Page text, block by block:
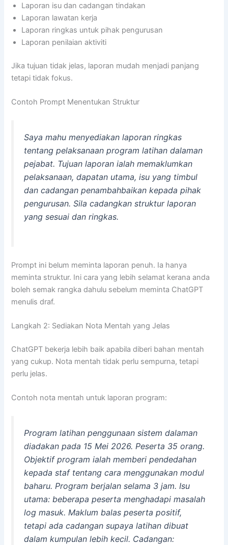
Laporan isu dan cadangan tindakan
Laporan lawatan kerja
Laporan ringkas untuk pihak pengurusan
Laporan penilaian aktiviti
Jika tujuan tidak jelas, laporan mudah menjadi panjang
tetapi tidak fokus.
Contoh Prompt Menentukan Struktur
Saya mahu menyediakan laporan ringkas
tentang pelaksanaan program latihan dalaman
pejabat. Tujuan laporan ialah memaklumkan
pelaksanaan, dapatan utama, isu yang timbul
dan cadangan penambahbaikan kepada pihak
pengurusan. Sila cadangkan struktur laporan
yang sesuai dan ringkas.
Prompt ini belum meminta laporan penuh. Ia hanya
meminta struktur. Ini cara yang lebih selamat kerana anda
boleh semak rangka dahulu sebelum meminta ChatGPT
menulis draf.
Langkah 2: Sediakan Nota Mentah yang Jelas
ChatGPT bekerja lebih baik apabila diberi bahan mentah
yang cukup. Nota mentah tidak perlu sempurna, tetapi
perlu jelas.
Contoh nota mentah untuk laporan program:
Program latihan penggunaan sistem dalaman
diadakan pada 15 Mei 2026. Peserta 35 orang.
Objektif program ialah memberi pendedahan
kepada staf tentang cara menggunakan modul
baharu. Program berjalan selama 3 jam. Isu
utama: beberapa peserta menghadapi masalah
log masuk. Maklum balas peserta positif,
tetapi ada cadangan supaya latihan dibuat
dalam kumpulan lebih kecil. Cadangan: